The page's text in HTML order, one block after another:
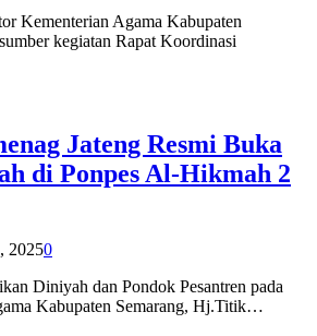
Kementerian Agama Kabupaten
kegiatan Rapat Koordinasi
Jateng Resmi Buka
di Ponpes Al-Hikmah 2
20250
Diniyah dan Pondok Pesantren pada
Kabupaten Semarang, Hj.Titik…